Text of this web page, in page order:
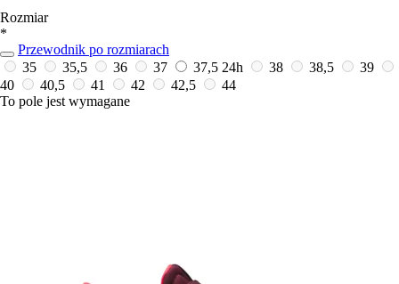
Rozmiar
*
Przewodnik po rozmiarach
35
35,5 36 37 37,5 24h 38 38,5
39
40
40,5 41 42 42,5
44
To pole jest wymagane